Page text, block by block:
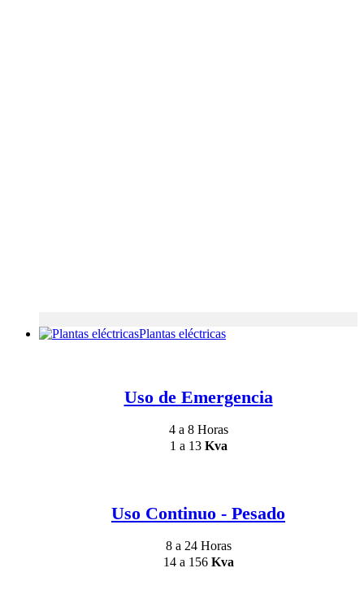
Plantas eléctricas
Uso de Emergencia
4 a 8 Horas
1 a 13 Kva
Uso Continuo - Pesado
8 a 24 Horas
14 a 156 Kva